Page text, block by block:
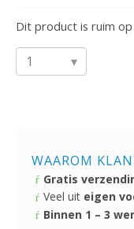
Dit product is ruim
Falk
jaar
aantal
WAAROM
Gratis
Veel uit eigen
Binnen 1 – 3